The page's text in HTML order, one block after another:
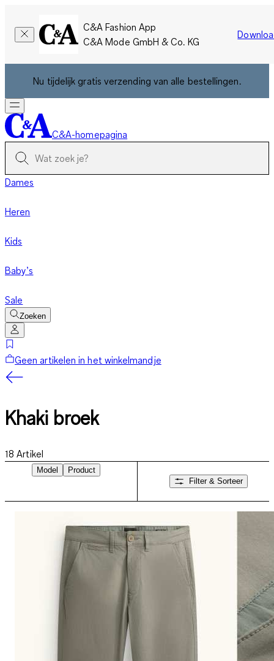
C&A Fashion App
C&A Mode GmbH & Co. KG
Nu tijdelijk gratis verzending van alle bestellingen.
C&A-homepagina
Dames
Heren
Kids
Baby’s
Sale
Zoeken
Geen artikelen in het winkelmandje
Khaki broek
18 Artikel
Model
Product
Filter & Sorteer